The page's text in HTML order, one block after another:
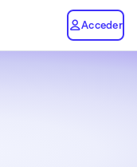
Acceder